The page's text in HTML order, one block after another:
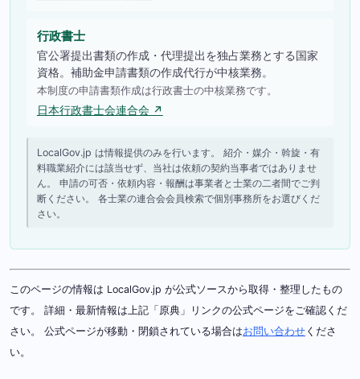
行政書士
官公署提出書類の作成・代理提出を独占業務とする国家
資格。補助金申請書類の作成代行が中核業務。
本制度の申請書類作成は行政書士の中核業務です。
日本行政書士会連合会 ↗
LocalGov.jp は情報提供のみを行います。 紹介・媒介・斡旋・有
料職業紹介には該当せず、当社は依頼の契約当事者ではありませ
ん。 申請の可否・依頼内容・報酬は事業者と士業の二者間でご判
断ください。 各士業の連合会会員検索で個別事務所をお選びくだ
さい。
このページの情報は LocalGov.jp が公式ソースから取得・整理したもの
です。 詳細・最新情報は上記「原典」リンクの公式ページをご確認くだ
さい。 公式ページが移動・閉鎖されている場合はお問い合わせ くださ
い。